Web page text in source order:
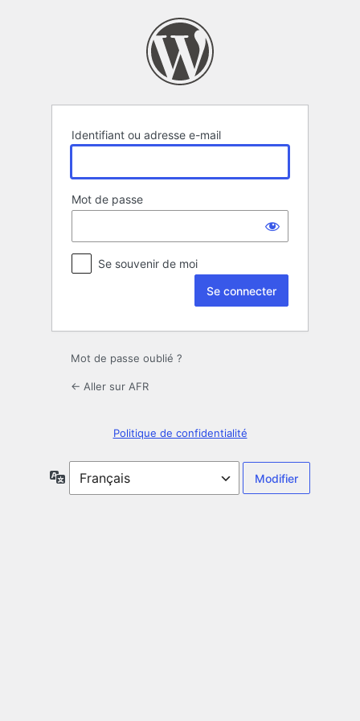
Identifiant ou adresse e-mail
Mot de passe
Se souvenir de moi
Mot de passe oublié ?
← Aller sur AFR
Politique de confidentialité
Langue